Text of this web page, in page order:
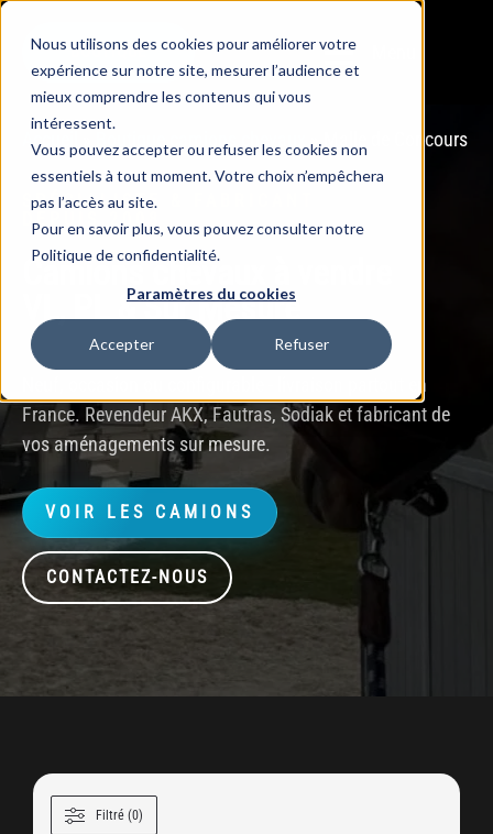
Nous utilisons des cookies pour améliorer votre
expérience sur notre site, mesurer l’audience et
mieux comprendre les contenus qui vous
intéressent.
Vous pouvez accepter ou refuser les cookies non
essentiels à tout moment. Votre choix n’empêchera
pas l’accès au site.
Pour en savoir plus, vous pouvez consulter notre
Politique de confidentialité.
Paramètres du cookies
Accepter Refuser
BOUTIQUE
Accueil Boutique camions chevaux » Malle de Concours
SPÉCIALISTE & FABRICANT
DEPUIS 2008
Camions chevaux à vendre
VL, PL & Sur Mesure
Neuf, occasion ou configurable - livraison partout en
France. Revendeur AKX, Fautras, Sodiak et fabricant de
vos aménagements sur mesure.
VOIR LES CAMIONS
CONTACTEZ-NOUS
Filtré (0)